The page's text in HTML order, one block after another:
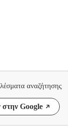
αναζήτησης
Google